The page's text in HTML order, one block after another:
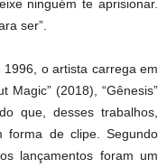
ninguém te aprisionar.
ser”.
o artista carrega em
Magic” (2018), “Gênesis”
que, desses trabalhos,
forma de clipe. Segundo
lançamentos foram um